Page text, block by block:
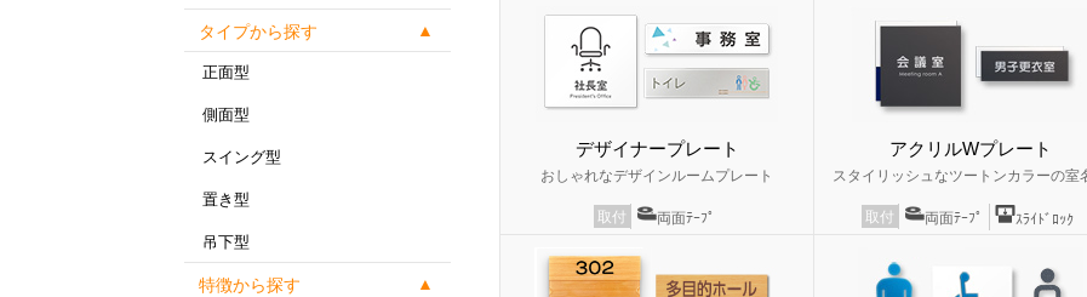
タイプから探す
正面型
側面型
スイング型
置き型
吊下型
特徴から探す
デザイナープレート
おしゃれなデザインルームプレート
取付 両面ﾃｰﾌﾟ
アクリルWプレート
スタイリッシュなツートンカラーの室
取付 両面ﾃｰﾌﾟ ｽﾗｲﾄﾞﾛｯｸ